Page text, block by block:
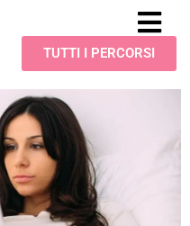
TUTTI I PERCORSI